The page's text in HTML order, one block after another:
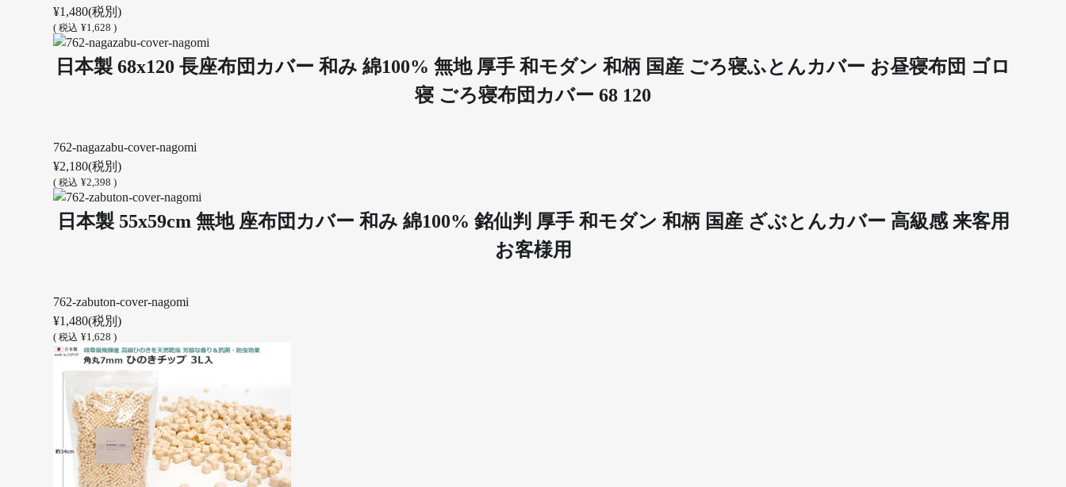
¥1,480(税別)
(税込 ¥1,628 )
日本製 68x120 長座布団カバー 和み 綿100% 無地 厚手 和モダン 和柄 国産 ごろ寝ふとんカバー お昼寝布団 ゴロ
寝 ごろ寝布団カバー 68 120
762-nagazabu-cover-nagomi
¥2,180(税別)
(税込 ¥2,398 )
日本製 55x59cm 無地 座布団カバー 和み 綿100% 銘仙判 厚手 和モダン 和柄 国産 ざぶとんカバー 高級感 来客用
お客様用
762-zabuton-cover-nagomi
¥1,480(税別)
(税込 ¥1,628 )